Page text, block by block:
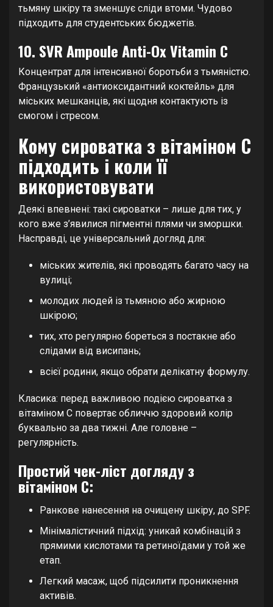
тьмяну шкіру та зменшує сліди втоми. Чудово
підходить для студентських бюджетів.
10. SVR Ampoule Anti-Ox Vitamin C
Концентрат для інтенсивної боротьби з тьмяністю.
Французький «антиоксидантний коктейль» для
міських мешканців, які щодня контактують із
смогом і стресом.
Кому сироватка з вітаміном C
підходить і коли її
використовувати
Деякі впевнені: такі сироватки – лише для тих, у
кого вже з’явилися пігментні плями чи зморшки.
Насправді, це універсальний догляд для:
міських жителів, які проводять багато часу на
вулиці;
молодих людей із тьмяною або жирною
шкірою;
тих, хто регулярно бореться з постакне або
слідами від висипань;
всієї родини, якщо обрати делікатну формулу.
Класика: перед важливою подією сироватка з
вітаміном C повертає обличчю здоровий колір
буквально за два тижні. Але головне –
регулярність.
Простий чек-ліст догляду з
вітаміном C:
Ранкове нанесення на очищену шкіру, до SPF.
Мінімалістичний підхід: уникай комбінацій з
прямими кислотами та ретиноїдами у той же
етап.
Легкий масаж, щоб підсилити проникнення
активів.